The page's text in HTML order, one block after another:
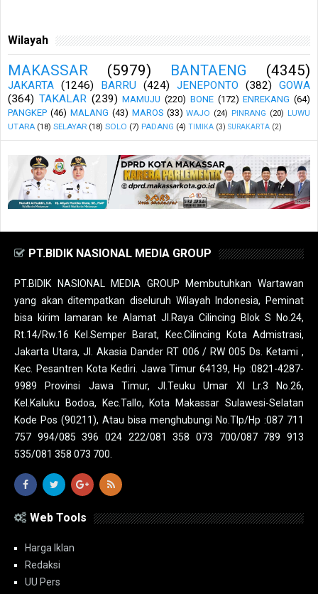
Wilayah
MAKASSAR (5979) BANTAENG (4345)
JAKARTA (1246) BARRU (424) JENEPONTO (382)
GOWA
(364) TAKALAR (239) MAMUJU (220) BONE (172) ENREKANG (64)
PANGKEP (46) MALANG (43) MAROS (33) WAJO (24) PINRANG (20) LUWU
UTARA (18) SELAYAR (18) SOLO (7) PADANG (4) TIMIKA (3) SURAKARTA (2)
PT.BIDIK NASIONAL MEDIA GROUP
PT.BIDIK NASIONAL MEDIA GROUP Membutuhkan Wartawan
yang akan ditempatkan diseluruh Wilayah Indonesia, Peminat
bisa kirim lamaran ke Alamat Jl.Raya Cilincing Blok S No.24,
Rt.14/Rw.16 Kel.Semper Barat, Kec.Cilincing Kota Admistrasi,
Jakarta Utara, Jl. Akasia Dander RT 006 / RW 005 Ds. Ketami ,
Kec. Pesantren Kota Kediri. Jawa Timur 64139, Hp :0821-4287-
9989 Provinsi Jawa Timur, Jl.Teuku Umar XI Lr.3 No.26,
Kel.Kaluku Bodoa, Kec.Tallo, Kota Makassar Sulawesi-Selatan
Kode Pos (90211), Atau bisa menghubungi No.Tlp/Hp :087 711
757 994/085 396 024 222/081 358 073 700/087 789 913
535/081 358 073 700.
Web Tools
Harga Iklan
Redaksi
UU Pers